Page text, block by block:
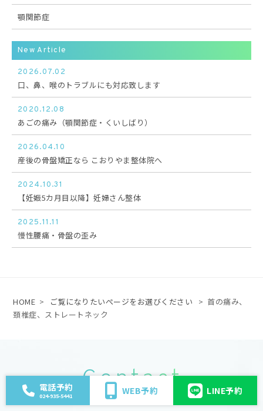
顎関節症
New Article
2026.07.02
口、鼻、喉のトラブルにも対応致します
2020.12.08
あごの痛み（顎関節症・くいしばり）
2026.04.10
産後の骨盤矯正なら こおりやま整体院へ
2024.10.31
【妊娠5カ月目以降】妊婦さん整体
2025.11.11
慢性腰痛・骨盤の歪み
HOME > ご覧になりたいぺージをお選びください > 首の痛み、
頚椎症、ストレートネック
Contact
お問い合わせ
電話予約 WEB予約 LINE予約